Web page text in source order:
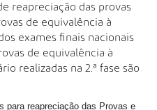
reapreciação das provas
de equivalência à
exames finais nacionais
de equivalência à
realizadas na 2.ª fase são
para reapreciação das Provas e